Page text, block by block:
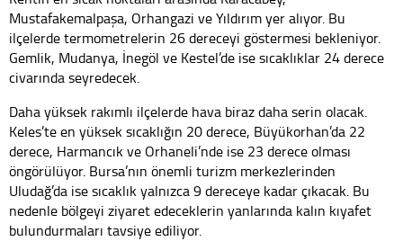
Mustafakemalpaşa, Orhangazi ve Yıldırım yer alıyor. Bu
ilçelerde termometrelerin 26 dereceyi göstermesi bekleniyor.
Gemlik, Mudanya, İnegöl ve Kestel’de ise sıcaklıklar 24 derece
civarında seyredecek.
Daha yüksek rakımlı ilçelerde hava biraz daha serin olacak.
Keles’te en yüksek sıcaklığın 20 derece, Büyükorhan’da 22
derece, Harmancık ve Orhaneli’nde ise 23 derece olması
öngörülüyor. Bursa’nın önemli turizm merkezlerinden
Uludağ’da ise sıcaklık yalnızca 9 dereceye kadar çıkacak. Bu
nedenle bölgeyi ziyaret edeceklerin yanlarında kalın kıyafet
bulundurmaları tavsiye ediliyor.